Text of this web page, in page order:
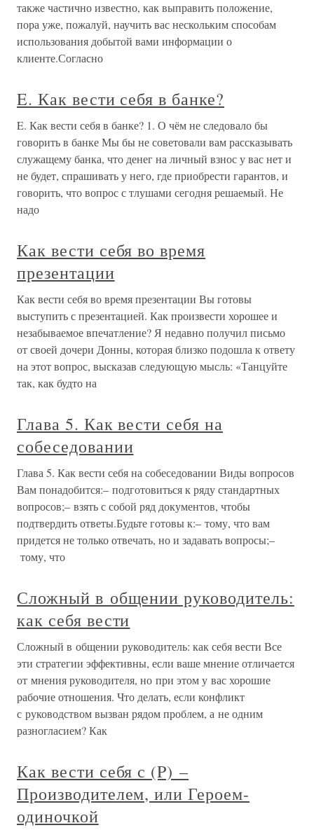
также частично известно, как выправить положение,
пора уже, пожалуй, научить вас нескольким способам
использования добытой вами информации о
клиенте.Согласно
E. Как вести себя в банке?
E. Как вести себя в банке? 1. О чём не следовало бы
говорить в банке Мы бы не советовали вам рассказывать
служащему банка, что денег на личный взнос у вас нет и
не будет, спрашивать у него, где приобрести гарантов, и
говорить, что вопрос с тлушами сегодня решаемый. Не
надо
Как вести себя во время
презентации
Как вести себя во время презентации Вы готовы
выступить с презентацией. Как произвести хорошее и
незабываемое впечатление? Я недавно получил письмо
от своей дочери Донны, которая близко подошла к ответу
на этот вопрос, высказав следующую мысль: «Танцуйте
так, как будто на
Глава 5. Как вести себя на
собеседовании
Глава 5. Как вести себя на собеседовании Виды вопросов
Вам понадобится:– подготовиться к ряду стандартных
вопросов;– взять с собой ряд документов, чтобы
подтвердить ответы.Будьте готовы к:– тому, что вам
придется не только отвечать, но и задавать вопросы;–
тому, что
Сложный в общении руководитель:
как себя вести
Сложный в общении руководитель: как себя вести Все
эти стратегии эффективны, если ваше мнение отличается
от мнения руководителя, но при этом у вас хорошие
рабочие отношения. Что делать, если конфликт
с руководством вызван рядом проблем, а не одним
разногласием? Как
Как вести себя с (P) –
Производителем, или Героем-
одиночкой